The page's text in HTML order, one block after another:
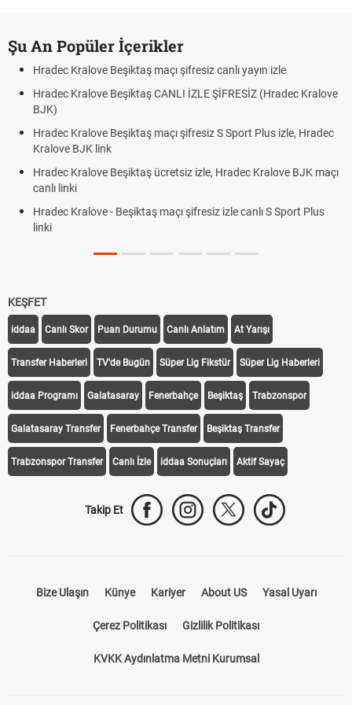
Şu An Popüler İçerikler
Hradec Kralove Beşiktaş maçı şifresiz canlı yayın izle
Hradec Kralove Beşiktaş CANLI İZLE ŞİFRESİZ (Hradec Kralove
BJK)
Hradec Kralove Beşiktaş maçı şifresiz S Sport Plus izle, Hradec
Kralove BJK link
Hradec Kralove Beşiktaş ücretsiz izle, Hradec Kralove BJK maçı
canlı linki
Hradec Kralove - Beşiktaş maçı şifresiz izle canlı S Sport Plus
linki
KEŞFET
iddaa Canlı Skor Puan Durumu Canlı Anlatım At Yarışı
Transfer Haberleri TV'de Bugün Süper Lig Fikstür Süper Lig Haberleri
iddaa Programı Galatasaray Fenerbahçe Beşiktaş Trabzonspor
Galatasaray Transfer Fenerbahçe Transfer Beşiktaş Transfer
Trabzonspor Transfer Canlı İzle iddaa Sonuçları Aktif Sayaç
Takip Et
Bize Ulaşın Künye Kariyer About US Yasal Uyarı
Çerez Politikası Gizlilik Politikası
KVKK Aydınlatma Metni Kurumsal